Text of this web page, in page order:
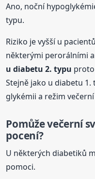
Ano, noční
typu.
Riziko je vyšší u
některými perorálními
u diabetu 2. typu
Stejně jako u diabetu
glykémii a režim
Pomůže večerní
pocení?
U některých diabetiků
pomoci.